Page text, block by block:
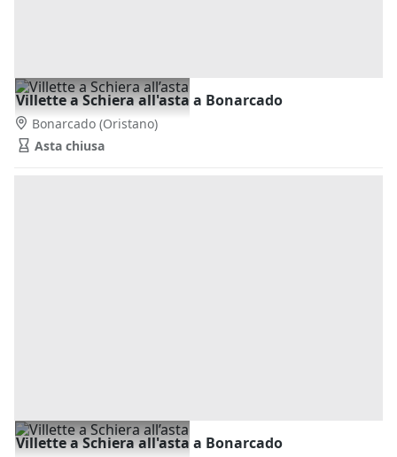
Villette a Schiera all'asta a Bonarcado
Bonarcado (Oristano)
Asta chiusa
Villette a Schiera all'asta a Bonarcado